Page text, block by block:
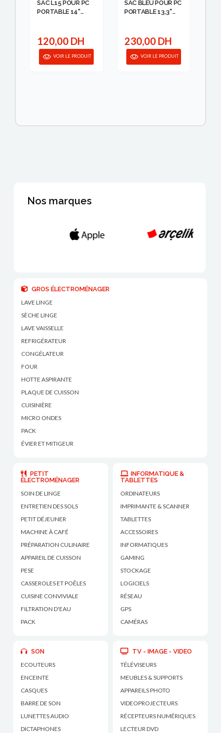
SAC L15 POUR PC
PORTABLE 14"
120,00 DH
VOIR LE PRODUIT
SAC BLEU POUR PC
PORTABLE 13,3"
230,00 DH
VOIR LE PRODUIT
Nos marques
GROS ÉLECTROMÉNAGER
LAVE LINGE
SÈCHE LINGE
LAVE VAISSELLE
REFRIGÉRATEUR
CONGÉLATEUR
FOUR
HOTTE ASPIRANTE
PLAQUE DE CUISSON
CUISINIÈRE
MICRO ONDES
PACK
ÉVIER ET MITIGEUR
PETIT
ÉLECTROMÉNAGER
SOIN DE LINGE
ENTRETIEN DES SOLS
PETIT DÉJEUNER
MACHINE À CAFÉ
PRÉPARATION CULINAIRE
APPAREIL DE CUISSON
PESE
CASSEROLES ET POÊLES
CUISINE CONVIVIALE
FILTRATION D'EAU
PACK
INFORMATIQUE &
TABLETTES
ORDINATEURS
IMPRIMANTE & SCANNER
TABLETTES
ACCESSOIRES
INFORMATIQUES
GAMING
STOCKAGE
LOGICIELS
RÉSEAU
GPS
CAMÉRAS
SON
ECOUTEURS
ENCEINTE
CASQUES
BARRE DE SON
LUNETTES AUDIO
DICTAPHONES
TV - IMAGE - VIDEO
TÉLÉVISEURS
MEUBLES & SUPPORTS
APPAREILS PHOTO
VIDEOPROJECTEURS
RÉCEPTEURS NUMÉRIQUES
LECTEUR DVD